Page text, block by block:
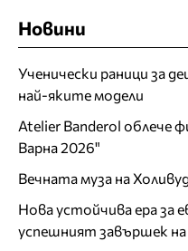
Новини
Ученически раници за
най-яките модели
Atelier Banderol облече
Варна 2026"
Вечната муза на
Нова устойчива ера за
успешният завършек